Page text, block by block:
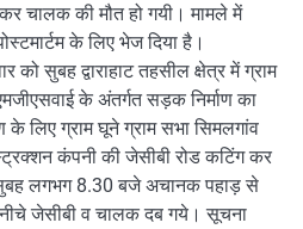
चालक की मौत हो गयी। मामले में
के लिए भेज दिया है।
को सुबह द्वाराहाट तहसील क्षेत्र में ग्राम
के अंतर्गत सड़क निर्माण का
के लिए ग्राम घूने ग्राम सभा सिमलगांव
कंपनी की जेसीबी रोड कटिंग कर
लगभग 8.30 बजे अचानक पहाड़ से
जेसीबी व चालक दब गये। सूचना